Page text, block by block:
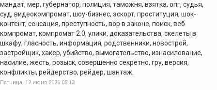
мандат, мер, губернатор, полиция, таможня, взятка, опг, судья,
суд, видеокомпромат, шоу-бизнес, эскорт, проституция, шок-
контент, сенсация, преступность, вор в законе, поиск, веб
компромат, компромат 2.0, улики, доказательства, скелеты в
шкафу, гласность, информация, родственники, новострой,
застройщик, хакер, убийство, вымогательство, изнасилование,
насилие, жесть, розыск, совершенно секретно, гру, версия,
конфликты, рейдерство, рейдер, шантаж.
Пятница, 12 июня 2026 05:13